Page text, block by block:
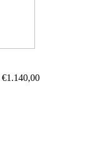
€1.140,00